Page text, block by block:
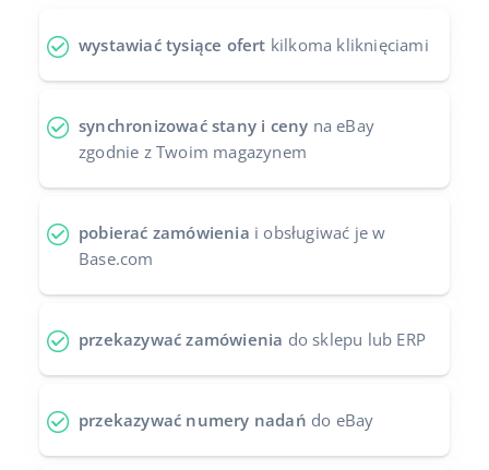
wystawiać tysiące ofert kilkoma kliknięciami
synchronizować stany i ceny na eBay
zgodnie z Twoim magazynem
pobierać zamówienia i obsługiwać je w
Base.com
przekazywać zamówienia do sklepu lub ERP
przekazywać numery nadań do eBay